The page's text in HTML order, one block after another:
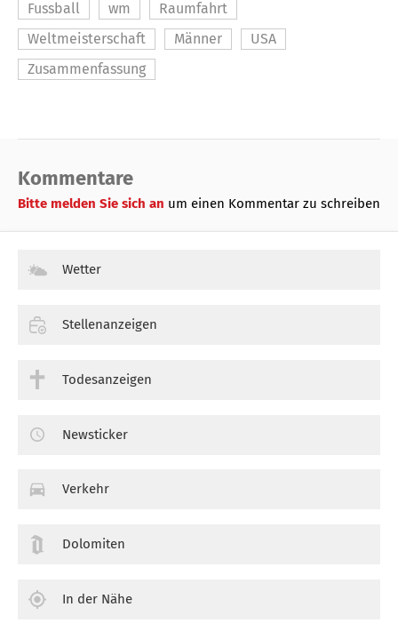
Fussball wm
Raumfahrt
Weltmeisterschaft
Männer
USA
Zusammenfassung
Kommentare
Bitte melden Sie sich an um einen Kommentar zu schreiben
Wetter
Stellenanzeigen
Todesanzeigen
Newsticker
Verkehr
Dolomiten
In der Nähe